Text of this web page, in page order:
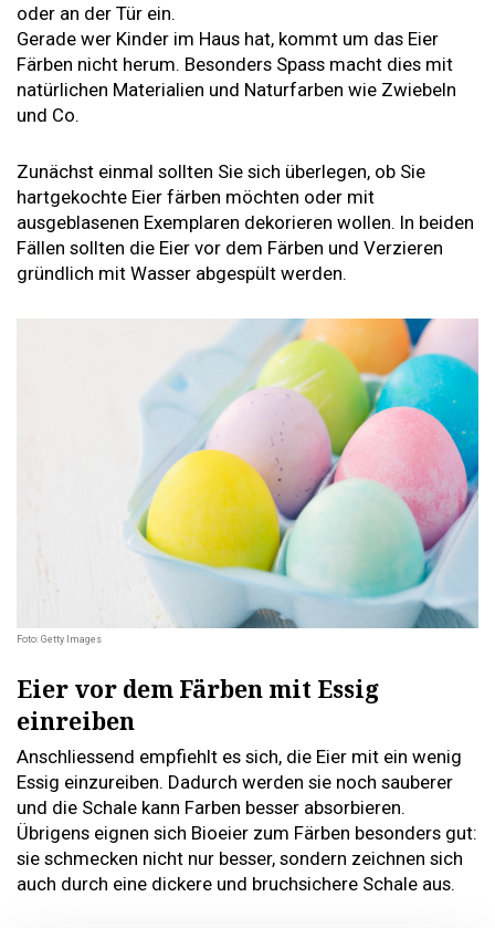
oder an der Tür ein.
Gerade wer Kinder im Haus hat, kommt um das Eier
Färben nicht herum. Besonders Spass macht dies mit
natürlichen Materialien und Naturfarben wie Zwiebeln
und Co.
Zunächst einmal sollten Sie sich überlegen, ob Sie
hartgekochte Eier färben möchten oder mit
ausgeblasenen Exemplaren dekorieren wollen. In beiden
Fällen sollten die Eier vor dem Färben und Verzieren
gründlich mit Wasser abgespült werden.
Foto: Getty Images
Eier vor dem Färben mit Essig
einreiben
Anschliessend empfiehlt es sich, die Eier mit ein wenig
Essig einzureiben. Dadurch werden sie noch sauberer
und die Schale kann Farben besser absorbieren.
Übrigens eignen sich Bioeier zum Färben besonders gut:
sie schmecken nicht nur besser, sondern zeichnen sich
auch durch eine dickere und bruchsichere Schale aus.